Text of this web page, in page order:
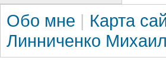
Обо мне | Карта
Линниченко Михаил